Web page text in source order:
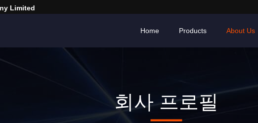
Limited
Home Products About Us
회사 프로필